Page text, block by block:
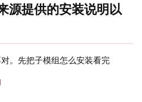
源提供的安装说明以
。先把子模组怎么安装看完